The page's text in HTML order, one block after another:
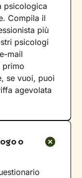
psicologica
Compila il
più
psicologi
mail
primo
se vuoi, puoi
agevolata
o